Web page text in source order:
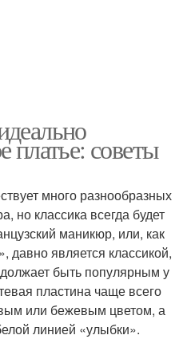
платье: советы
много разнообразных
но классика всегда будет
маникюр, или, как
является классикой,
быть популярным у
пластина чаще всего
или бежевым цветом, а
линией «улыбки».